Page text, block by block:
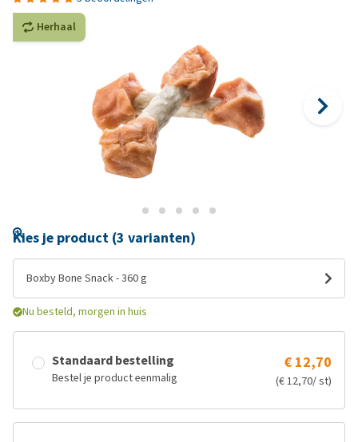
Herhaal
Kies je product (3 varianten)
Boxby Bone Snack - 360 g
Nu besteld, morgen in huis
Standaard bestelling
Bestel je product eenmalig
€ 12,70
(€ 12,70/ st)